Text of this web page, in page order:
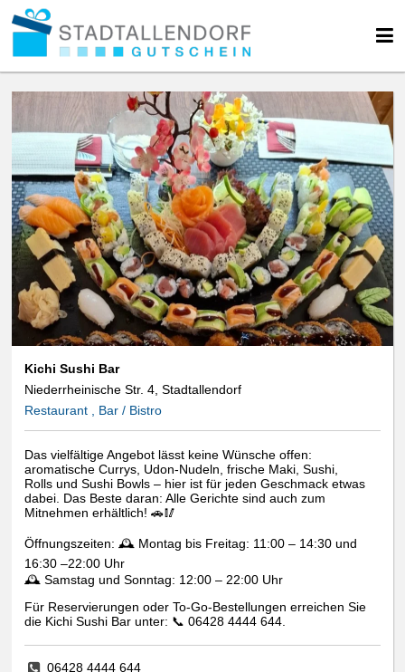
Kichi Sushi Bar
Niederrheinische Str. 4, Stadtallendorf
Restaurant , Bar / Bistro
Das vielfältige Angebot lässt keine Wünsche offen:
aromatische Currys, Udon-Nudeln, frische Maki, Sushi,
Rolls und Sushi Bowls – hier ist für jeden Geschmack etwas
dabei. Das Beste daran: Alle Gerichte sind auch zum
Mitnehmen erhältlich! 🚗🥢
Öffnungszeiten: 🕰️ Montag bis Freitag: 11:00 – 14:30 und
16:30 –22:00 Uhr
🕰️ Samstag und Sonntag: 12:00 – 22:00 Uhr
Für Reservierungen oder To-Go-Bestellungen erreichen Sie
die Kichi Sushi Bar unter: 📞 06428 4444 644.
06428 4444 644